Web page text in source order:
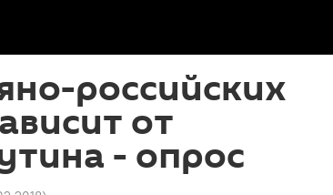
российских
от
- опрос